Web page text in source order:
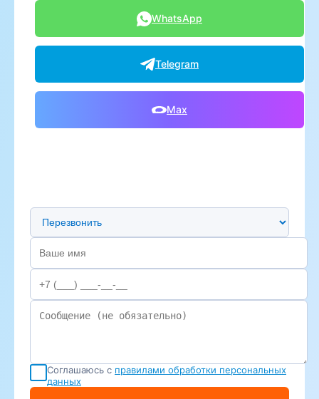
WhatsApp
Telegram
Max
Предпочтительный способ связи
Соглашаюсь с правилами обработки персональных
данных